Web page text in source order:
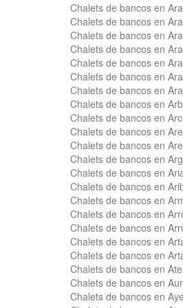
Chalets de bancos en
Chalets de bancos en
Chalets de bancos en
Chalets de bancos en
Chalets de bancos en
Chalets de bancos en
Chalets de bancos en
Chalets de bancos en
Chalets de bancos en
Chalets de bancos en
Chalets de bancos en
Chalets de bancos en
Chalets de bancos en
Chalets de bancos en
Chalets de bancos en
Chalets de bancos en
Chalets de bancos en
Chalets de bancos en
Chalets de bancos en
Chalets de bancos en
Chalets de bancos en
Chalets de bancos en